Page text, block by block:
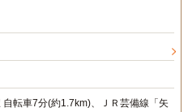
転車7分(約1.7km)、ＪＲ芸備線「矢